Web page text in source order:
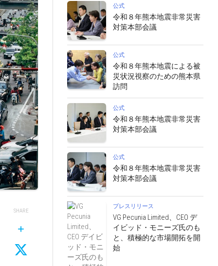
SHARE
公式
令和８年熊本地震非常災害
対策本部会議
公式
令和８年熊本地震による被
災状況視察のための熊本県
訪問
公式
令和８年熊本地震非常災害
対策本部会議
公式
令和８年熊本地震非常災害
対策本部会議
プレスリリース
VG Pecunia Limited、CEO デ
イビッド・モニーズ氏のも
と、積極的な市場開拓を開
始